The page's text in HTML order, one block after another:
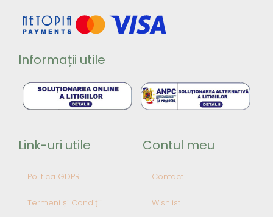
Informații utile
Link-uri utile
Politica GDPR
Termeni și Condiții
Contul meu
Contact
Wishlist